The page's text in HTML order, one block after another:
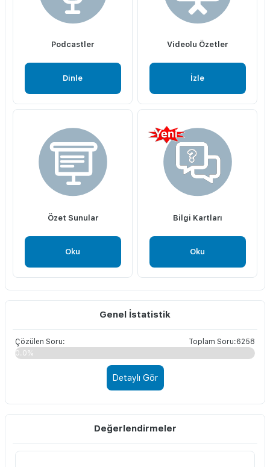
Podcastler
Dinle
Videolu Özetler
İzle
Özet Sunular
Oku
Bilgi Kartları
Oku
Genel İstatistik
Çözülen Soru:
Toplam Soru:6258
0.0%
Detaylı Gör
Değerlendirmeler